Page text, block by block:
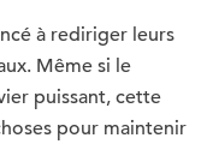
à rediriger leurs
Même si le
puissant, cette
pour maintenir